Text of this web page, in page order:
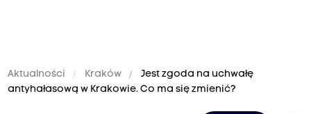
Aktualności Kraków
Jest zgoda na uchwałę
antyhałasową w Krakowie. Co ma się zmienić?